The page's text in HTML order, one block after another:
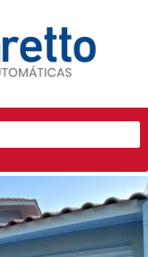
de Enrolar Automática